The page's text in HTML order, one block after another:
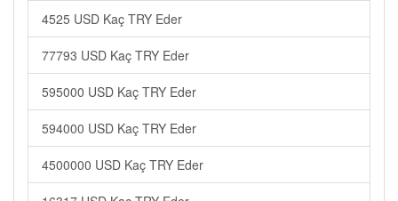
4525 USD Kaç TRY Eder
77793 USD Kaç TRY Eder
595000 USD Kaç TRY Eder
594000 USD Kaç TRY Eder
4500000 USD Kaç TRY Eder